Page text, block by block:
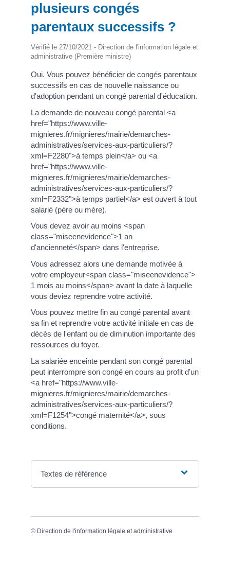
plusieurs congés
parentaux successifs ?
Vérifié le 27/10/2021 - Direction de l'information légale et
administrative (Première ministre)
Oui. Vous pouvez bénéficier de congés parentaux
successifs en cas de nouvelle naissance ou
d'adoption pendant un congé parental d'éducation.
La demande de nouveau congé parental <a
href="https://www.ville-
mignieres.fr/mignieres/mairie/demarches-
administratives/services-aux-particuliers/?
xml=F2280">à temps plein</a> ou <a
href="https://www.ville-
mignieres.fr/mignieres/mairie/demarches-
administratives/services-aux-particuliers/?
xml=F2332">à temps partiel</a> est ouvert à tout
salarié (père ou mère).
Vous devez avoir au moins <span
class="miseenevidence">1 an
d'ancienneté</span> dans l'entreprise.
Vous adressez alors une demande motivée à
votre employeur<span class="miseenevidence">
1 mois au moins</span> avant la date à laquelle
vous deviez reprendre votre activité.
Vous pouvez mettre fin au congé parental avant
sa fin et reprendre votre activité initiale en cas de
décès de l'enfant ou de diminution importante des
ressources du foyer.
La salariée enceinte pendant son congé parental
peut interrompre son congé en cours au profit d'un
<a href="https://www.ville-
mignieres.fr/mignieres/mairie/demarches-
administratives/services-aux-particuliers/?
xml=F1254">congé maternité</a>, sous
conditions.
Textes de référence
© Direction de l'information légale et administrative